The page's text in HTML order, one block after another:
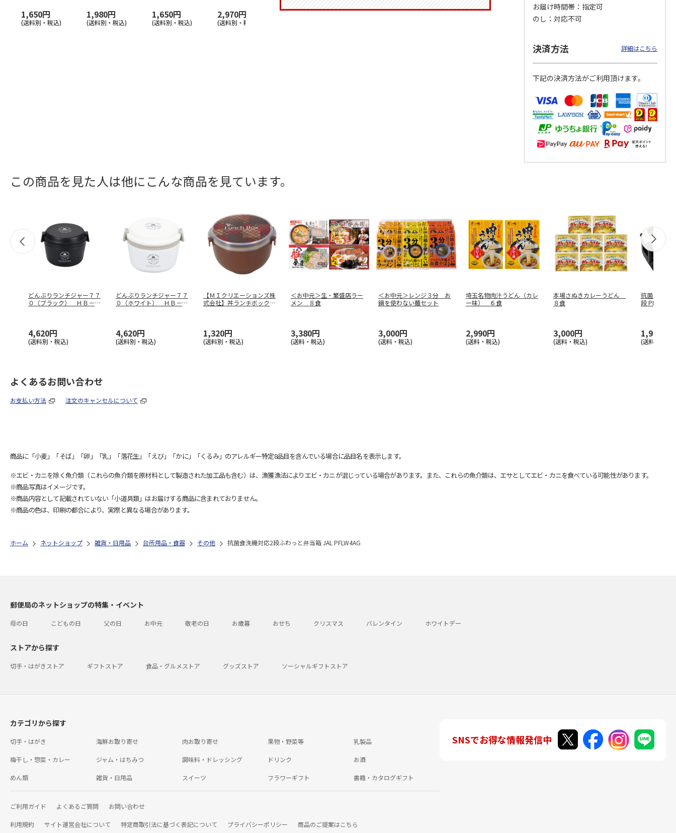
1,650円
(送料別・税込)
1,980円
(送料別・税込)
1,650円
(送料別・税込)
2,970円
(送料別・税込)
1,760円 1,485円 3,300円 2,200円 1,320円
(送料別・税込)
お届け時間帯
指定可
のし
対応不可
決済方法 詳細はこちら
下記の決済方法がご利用頂けます。
この商品を見た人は他にこんな商品を見ています。
どんぶりランチジャー７７
０（ブラック） ＨＢ－４
4,620円
(送料別・税込)
どんぶりランチジャー７７
０（ホワイト） ＨＢ－４
4,620円
(送料別・税込)
【ＭＩクリエーションズ株
式会社】丼ランチボック
1,320円
(送料別・税込)
＜お中元＞生・繁盛店ラー
メン ８食
3,380円
(送料・税込)
＜お中元＞レンジ３分 お
鍋を使わない麺セット
3,000円
(送料・税込)
埼玉名物肉汁うどん（カレ
ー味） ６食
2,990円
(送料・税込)
本場さぬきカレーうどん
８食
3,000円
(送料・税込)
抗菌タイト
段
1,980円
(送料別・税
よくあるお問い合わせ
お支払い方法 注文のキャンセルについて
商品に「小麦」「そば」「卵」「乳」「落花生」「えび」「かに」「くるみ」のアレルギー特定8品目を含んでいる場合に品目名を表示します。
※エビ・カニを除く魚介類（これらの魚介類を原材料として製造された加工品も含む）は、漁獲漁法によりエビ・カニが混じっている場合があります。また、これらの魚介類は、エサとしてエビ・カニを食べている可能性があります。
※商品写真はイメージです。
※商品内容として記載されていない「小道具類」はお届けする商品に含まれておりません。
※商品の色は、印刷の都合により、実際と異なる場合があります。
ホーム ネットショップ 雑貨・日用品 台所用品・食器 その他 抗菌食洗機対応2段ふわっと弁当箱 JAL PFLW4AG
郵便局のネットショップの特集・イベント
母の日 こどもの日 父の日 お中元 敬老の日 お歳暮 おせち クリスマス バレンタイン ホワイトデー
ストアから探す
切手・はがきストア ギフトストア 食品・グルメストア グッズストア ソーシャルギフトストア
カテゴリから探す
切手・はがき 海鮮お取り寄せ 肉お取り寄せ 果物・野菜等 乳製品
梅干し・惣菜・カレー ジャム・はちみつ 調味料・ドレッシング ドリンク お酒
めん類 雑貨・日用品 スイーツ フラワーギフト 書籍・カタログギフト
ご利用ガイド よくあるご質問 お問い合わせ
利用規約 サイト運営会社について 特定商取引法に基づく表記について プライバシーポリシー 商品のご提案はこちら
SNSでお得な情報発信中